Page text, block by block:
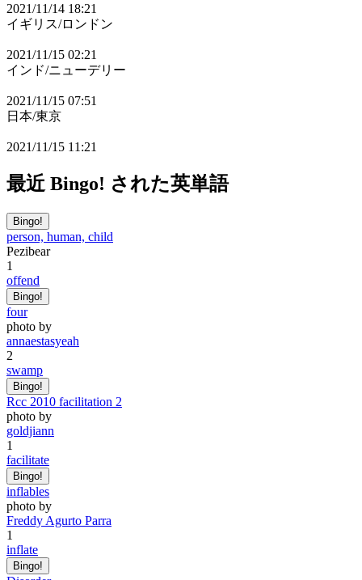
2021/11/14 18:21
イギリス/ロンドン
2021/11/15 02:21
インド/ニューデリー
2021/11/15 07:51
日本/東京
2021/11/15 11:21
最近 Bingo! された英単語
Bingo!
person, human, child
Pezibear
1
offend
Bingo!
four
photo by
annaestasyeah
2
swamp
Bingo!
Rcc 2010 facilitation 2
photo by
goldjiann
1
facilitate
Bingo!
inflables
photo by
Freddy Agurto Parra
1
inflate
Bingo!